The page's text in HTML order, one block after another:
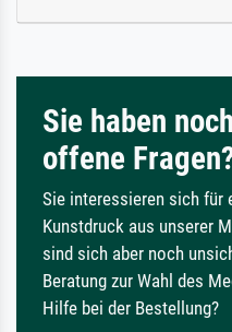
Sie haben noch
offene
Sie interessieren sich für
Kunstdruck aus unserer
sind sich aber noch
Beratung zur Wahl des
Hilfe bei der Bestellung?